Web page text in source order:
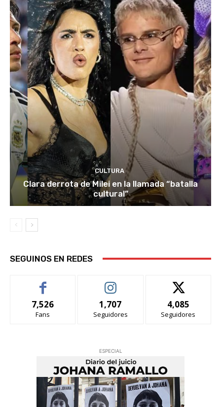
CULTURA
Clara derrota de Milei en la llamada “batalla
cultural”
SEGUINOS EN REDES
7,526
Fans
1,707
Seguidores
4,085
Seguidores
ESPECIAL